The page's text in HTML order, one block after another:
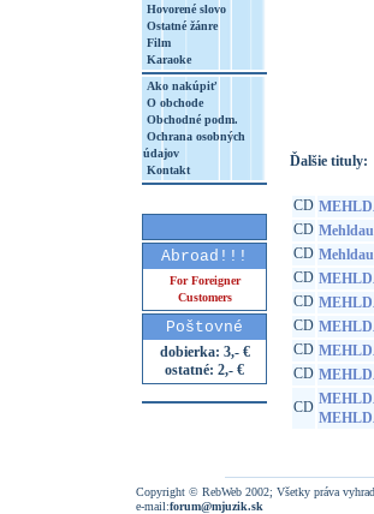
Hovorené slovo
Ostatné žánre
Film
Karaoke
Ako nakúpiť
O obchode
Obchodné podm.
Ochrana osobných
údajov
Kontakt
Abroad!!!
For Foreigner
Customers
Poštovné
dobierka: 3,- €
ostatné: 2,- €
Ďalšie tituly:
CD
CD
CD
CD
CD
CD
CD
CD
CD
Copyright © RebWeb 2002; Všetky práva
e-mail:forum@mjuzik.sk